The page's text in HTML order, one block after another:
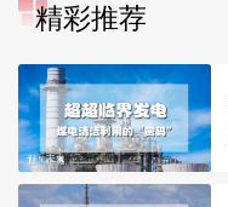
精彩推荐